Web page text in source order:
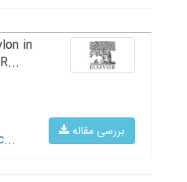
بررسی مقاله
in
R...